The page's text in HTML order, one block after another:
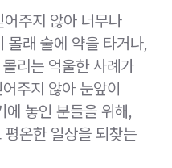
주지 않아 너무나
몰래 술에 약을 타거나,
리는 억울한 사례가
주지 않아 눈앞이
놓인 분들을 위해,
온한 일상을 되찾는